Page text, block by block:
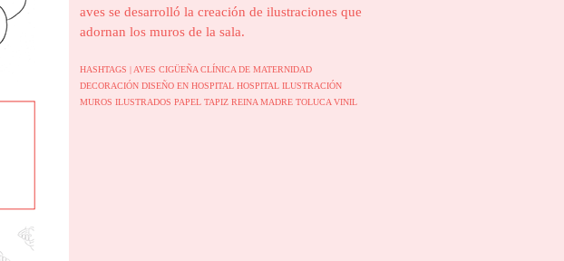
aves se desarrolló la creación de ilustraciones que
adornan los muros de la sala.
HASHTAGS | AVES CIGÜEÑA CLÍNICA DE MATERNIDAD
DECORACIÓN DISEÑO EN HOSPITAL HOSPITAL ILUSTRACIÓN
MUROS ILUSTRADOS PAPEL TAPIZ REINA MADRE TOLUCA VINIL